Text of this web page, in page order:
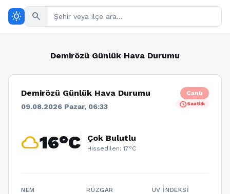
wb_sunny search
Demirözü Günlük Hava Durumu
Demirözü Günlük Hava Durumu
09.08.2026 Pazar, 06:33
Canlı
scheduleSaatlik
cloud16°C Çok Bulutlu
Hissedilen: 17°C
NEM RÜZGAR UV İNDEKSI